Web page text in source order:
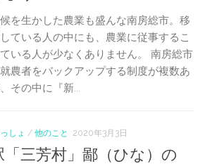
を生かした農業も盛んな南房総市。移
ている人の中にも、農業に従事するこ
いる人が少なくありません。 南房総市
農者をバックアップする制度が複数あ
その中に『新...
しょ / 他のこと 2020年3月3日
「三芳村」鄙（ひな）の